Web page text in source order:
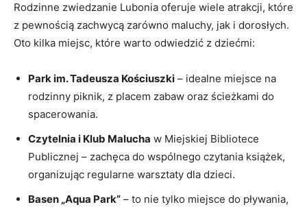
Rodzinne zwiedzanie Lubonia oferuje wiele atrakcji, które
z pewnością zachwycą zarówno maluchy, jak i dorosłych.
Oto kilka miejsc, które warto odwiedzić z dziećmi:
Park im. Tadeusza Kościuszki – idealne miejsce na
rodzinny piknik, z placem zabaw oraz ścieżkami do
spacerowania.
Czytelnia i Klub Malucha w Miejskiej Bibliotece
Publicznej – zachęca do wspólnego czytania książek,
organizując regularne warsztaty dla dzieci.
Basen „Aqua Park” – to nie tylko miejsce do pływania,